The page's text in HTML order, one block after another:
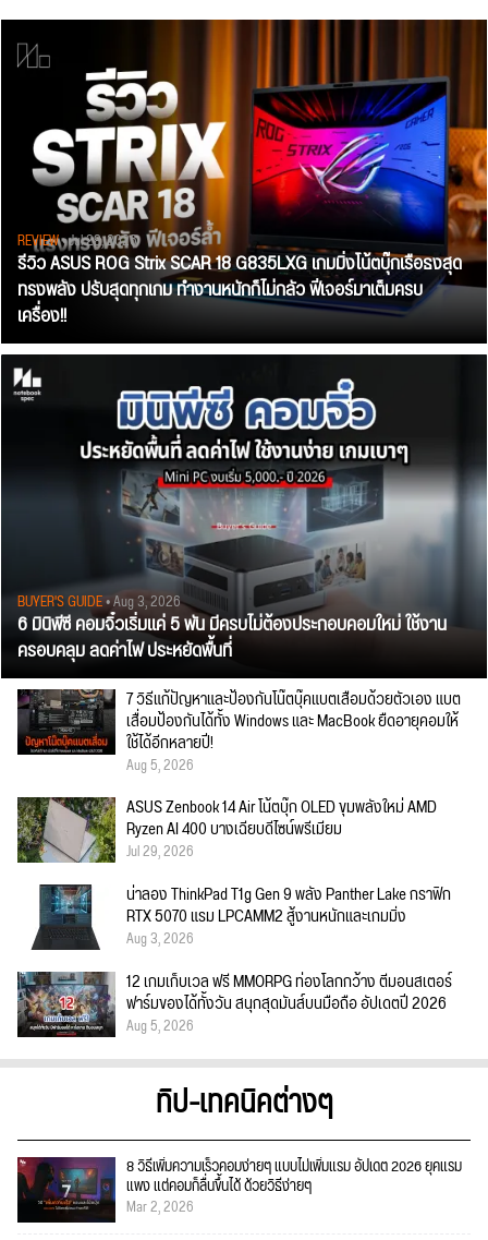
REVIEW• Jul 28, 2026
รีวิว ASUS ROG Strix SCAR 18 G835LXG เกมมิ่งโน้ตบุ๊กเรือธงสุด
ทรงพลัง ปรับสุดทุกเกม ทำงานหนักก็ไม่กลัว ฟีเจอร์มาเต็มครบ
เครื่อง!!
BUYER'S GUIDE• Aug 3, 2026
6 มินิพีซี คอมจิ๋วเริ่มแค่ 5 พัน มีครบไม่ต้องประกอบคอมใหม่ ใช้งาน
ครอบคลุม ลดค่าไฟ ประหยัดพื้นที่
7 วิธีแก้ปัญหาและป้องกันโน๊ตบุ๊คแบตเสื่อมด้วยตัวเอง แบต
เสื่อมป้องกันได้ทั้ง Windows และ MacBook ยืดอายุคอมให้
ใช้ได้อีกหลายปี!
Aug 5, 2026
ASUS Zenbook 14 Air โน้ตบุ๊ก OLED ขุมพลังใหม่ AMD
Ryzen AI 400 บางเฉียบดีไซน์พรีเมียม
Jul 29, 2026
น่าลอง ThinkPad T1g Gen 9 พลัง Panther Lake กราฟิก
RTX 5070 แรม LPCAMM2 สู้งานหนักและเกมมิ่ง
Aug 3, 2026
12 เกมเก็บเวล ฟรี MMORPG ท่องโลกกว้าง ตีมอนสเตอร์
ฟาร์มของได้ทั้งวัน สนุกสุดมันส์บนมือถือ อัปเดตปี 2026
Aug 5, 2026
ทิป-เทคนิคต่างๆ
8 วิธีเพิ่มความเร็วคอมง่ายๆ แบบไม่เพิ่มแรม อัปเดต 2026 ยุคแรม
แพง แต่คอมก็ลื่นขึ้นได้ ด้วยวิธีง่ายๆ
Mar 2, 2026